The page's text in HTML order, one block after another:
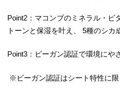
Point2：マコンブのミネラル・ビ
トーンと保湿を叶え、 5種のシカ
Point3：ビーガン認証で環境にや
※ビーガン認証はシート特性に限